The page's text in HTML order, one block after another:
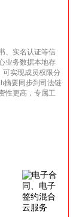
、实名认证等信
业务数据本地存
可实现成员权限分
摘要同步到司法链
性更高，专属工